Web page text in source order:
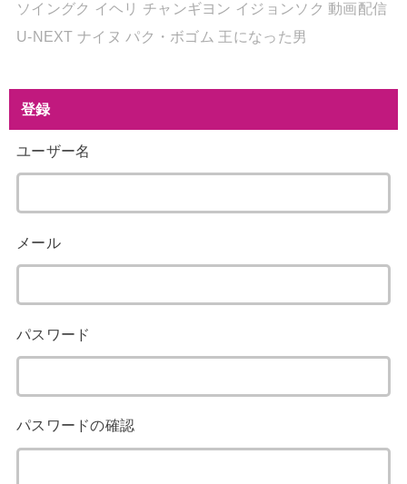
ソイングク イヘリ チャンギヨン イジョンソク 動画配信
U-NEXT ナイヌ パク・ボゴム 王になった男
登録
ユーザー名
メール
パスワード
パスワードの確認